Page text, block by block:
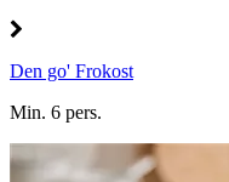
Den go' Frokost
Min. 6 pers.